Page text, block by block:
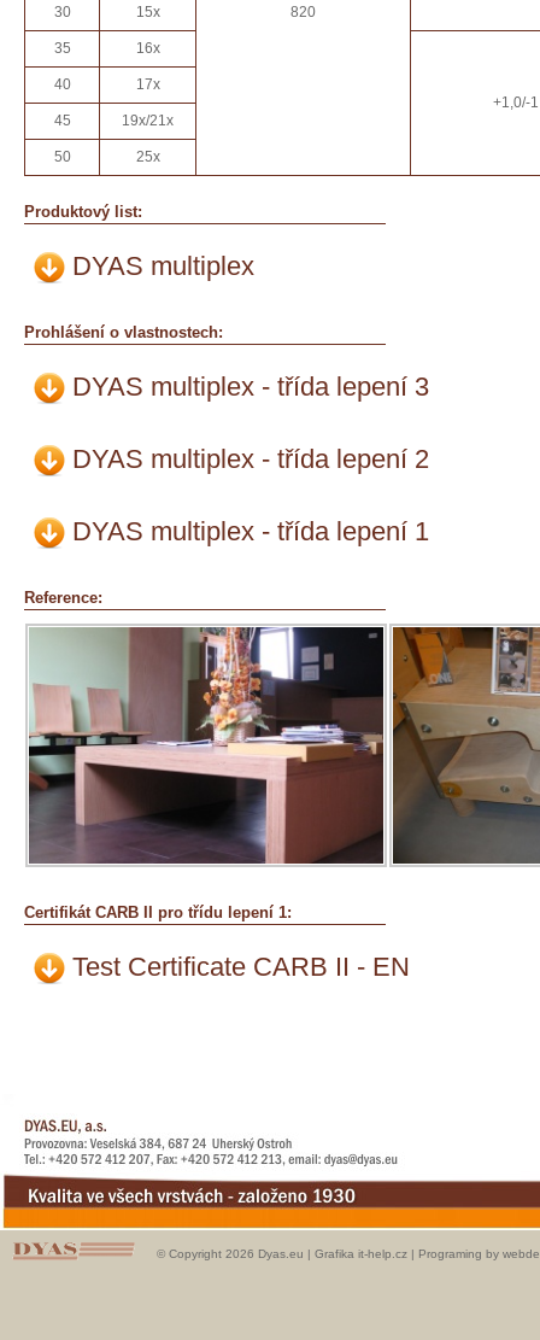
820
30 15x
35 16x
+1,0/-
40 17x
45 19x/21x
50 25x
Produktový list:
DYAS multiplex
Prohlášení o vlastnostech:
DYAS multiplex - třída lepení 3
DYAS multiplex - třída lepení 2
DYAS multiplex - třída lepení 1
Reference:
Certifikát CARB II pro třídu lepení 1:
Test Certificate CARB II - EN
© Copyright 2026 Dyas.eu | Grafika it-help.cz | Programing by